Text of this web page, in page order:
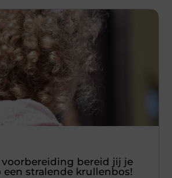
bereid jij je
een stralende krullenbos!